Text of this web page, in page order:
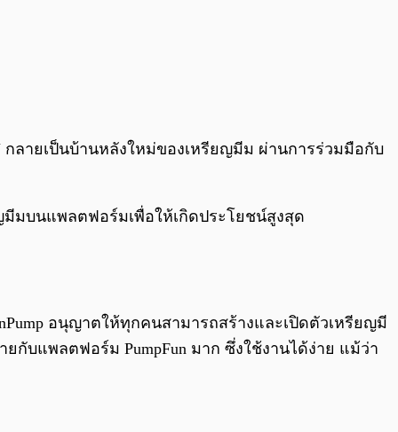
0:00
กลายเป็นบ้านหลังใหม่ของเหรียญมีม ผ่านการร่วมมือกับ
มีมบนแพลตฟอร์มเพื่อให้เกิดประโยชน์สูงสุด
อนุญาตให้ทุกคนสามารถสร้างและเปิดตัวเหรียญมี
บแพลตฟอร์ม PumpFun มาก ซึ่งใช้งานได้ง่าย แม้ว่า